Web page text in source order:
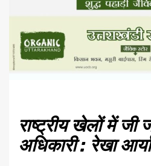
राष्ट्रीय खेलों में जी
अधिकारी : रेखा आर्या